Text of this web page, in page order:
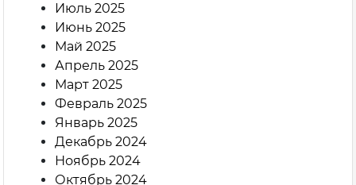
Июль 2025
Июнь 2025
Май 2025
Апрель 2025
Март 2025
Февраль 2025
Январь 2025
Декабрь 2024
Ноябрь 2024
Октябрь 2024